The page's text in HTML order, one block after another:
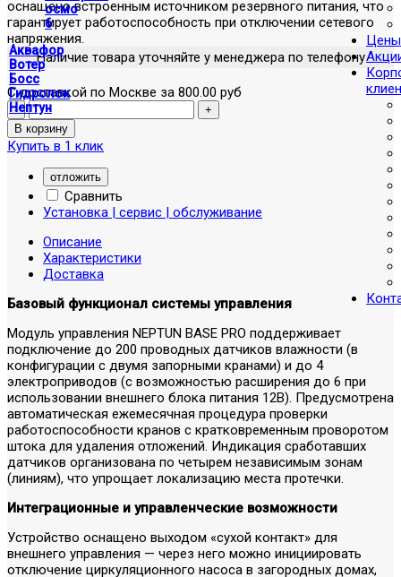
осмо
6
Аквафор
Вотер
Босс
Гидролок
Нептун
Цены
оснащено встроенным источником резервного питания, что
гарантирует работоспособность при отключении сетевого
напряжения.
Наличие товара уточняйте у менеджера по телефону
С доставкой по Москве за 800.00 руб
Купить в 1 клик
отложить
Сравнить
Установка | сервис | обслуживание
Описание
Характеристики
Доставка
Базовый функционал системы управления
Модуль управления NEPTUN BASE PRO поддерживает
подключение до 200 проводных датчиков влажности (в
конфигурации с двумя запорными кранами) и до 4
электроприводов (с возможностью расширения до 6 при
использовании внешнего блока питания 12В). Предусмотрена
автоматическая ежемесячная процедура проверки
работоспособности кранов с кратковременным проворотом
штока для удаления отложений. Индикация сработавших
датчиков организована по четырем независимым зонам
(линиям), что упрощает локализацию места протечки.
Интеграционные и управленческие возможности
Устройство оснащено выходом «сухой контакт» для
внешнего управления — через него можно инициировать
отключение циркуляционного насоса в загородных домах,